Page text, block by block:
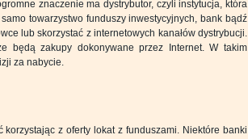
znaczenie ma dystrybutor, czyli instytucja, która
towarzystwo funduszy inwestycyjnych, bank bądź
lub skorzystać z internetowych kanałów dystrybucji.
będą zakupy dokonywane przez Internet. W takim
za nabycie.
z oferty lokat z funduszami. Niektóre banki